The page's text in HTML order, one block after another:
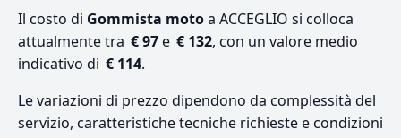
Il costo di Gommista motoa ACCEGLIO si colloca
attualmente tra € 97e € 132, con un valore medio
indicativo di € 114.
Le variazioni di prezzo dipendono da complessità del
servizio, caratteristiche tecniche richieste e condizioni